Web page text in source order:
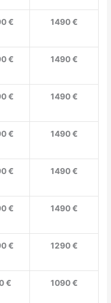
€ 1490€
€ 1490€
€ 1490€
€ 1490 €
€ 1490€
€ 1490€
€ 1290 €
€ 1090€